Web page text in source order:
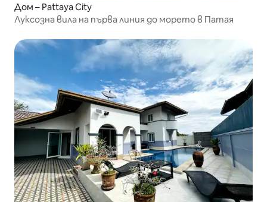
Дом – Pattaya City
Луксозна вила на първа линия до морето в Патая